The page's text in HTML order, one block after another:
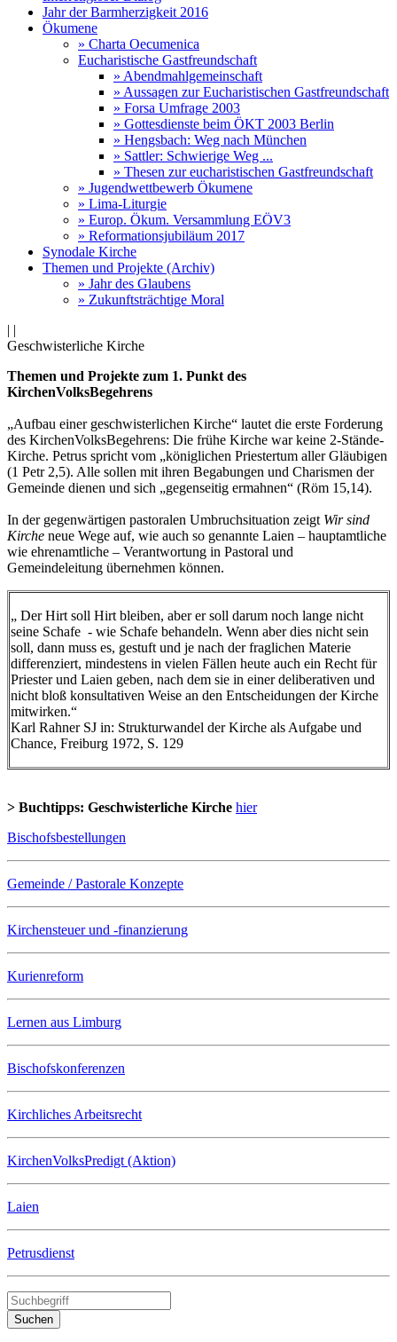
Jahr der Barmherzigkeit 2016
Ökumene
» Charta Oecumenica
Eucharistische Gastfreundschaft
» Abendmahlgemeinschaft
» Aussagen zur Eucharistischen Gastfreundschaft
» Forsa Umfrage 2003
» Gottesdienste beim ÖKT 2003 Berlin
» Hengsbach: Weg nach München
» Sattler: Schwierige Weg ...
» Thesen zur eucharistischen Gastfreundschaft
» Jugendwettbewerb Ökumene
» Lima-Liturgie
» Europ. Ökum. Versammlung EÖV3
» Reformationsjubiläum 2017
Synodale Kirche
Themen und Projekte (Archiv)
» Jahr des Glaubens
» Zukunftsträchtige Moral
| |
Geschwisterliche Kirche
Themen und Projekte zum 1. Punkt des
KirchenVolksBegehrens
„Aufbau einer geschwisterlichen Kirche“ lautet die erste Forderung
des KirchenVolksBegehrens: Die frühe Kirche war keine 2-Stände-
Kirche. Petrus spricht vom „königlichen Priestertum aller Gläubigen
(1 Petr 2,5). Alle sollen mit ihren Begabungen und Charismen der
Gemeinde dienen und sich „gegenseitig ermahnen“ (Röm 15,14).
In der gegenwärtigen pastoralen Umbruchsituation zeigt Wir sind
Kirche neue Wege auf, wie auch so genannte Laien – hauptamtliche
wie ehrenamtliche – Verantwortung in Pastoral und
Gemeindeleitung übernehmen können.
„ Der Hirt soll Hirt bleiben, aber er soll darum noch lange nicht
seine Schafe - wie Schafe behandeln. Wenn aber dies nicht sein
soll, dann muss es, gestuft und je nach der fraglichen Materie
differenziert, mindestens in vielen Fällen heute auch ein Recht für
Priester und Laien geben, nach dem sie in einer deliberativen und
nicht bloß konsultativen Weise an den Entscheidungen der Kirche
mitwirken.“
Karl Rahner SJ in: Strukturwandel der Kirche als Aufgabe und
Chance, Freiburg 1972, S. 129
> Buchtipps: Geschwisterliche Kirche hier
Bischofsbestellungen
Gemeinde / Pastorale Konzepte
Kirchensteuer und -finanzierung
Kurienreform
Lernen aus Limburg
Bischofskonferenzen
Kirchliches Arbeitsrecht
KirchenVolksPredigt (Aktion)
Laien
Petrusdienst
Suchen